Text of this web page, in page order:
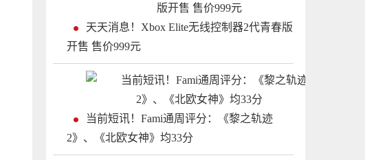
天天消息！Xbox Elite无线控制器2代青春版
开售 售价999元
当前短讯！Fami通周评分：《黎之轨迹
2》、《北欧女神》均33分